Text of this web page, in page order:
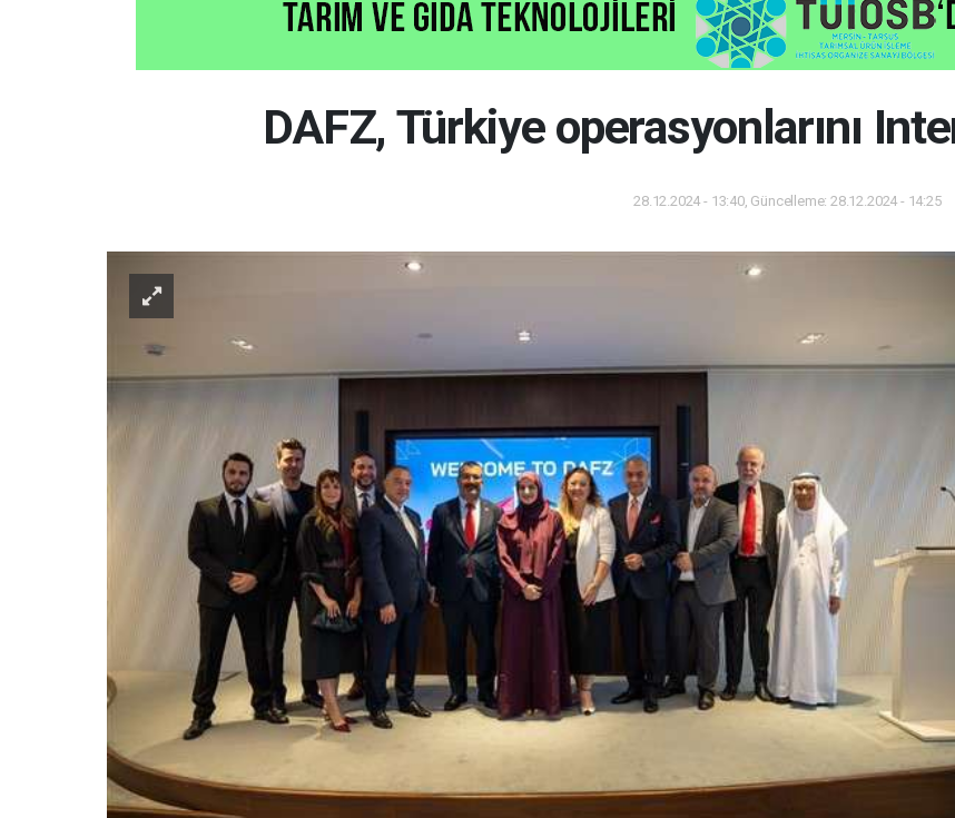
DAFZ, Türkiye operasyonlarını
28.12.2024 - 13:40, Güncelleme: 28.12.2024 - 14:25